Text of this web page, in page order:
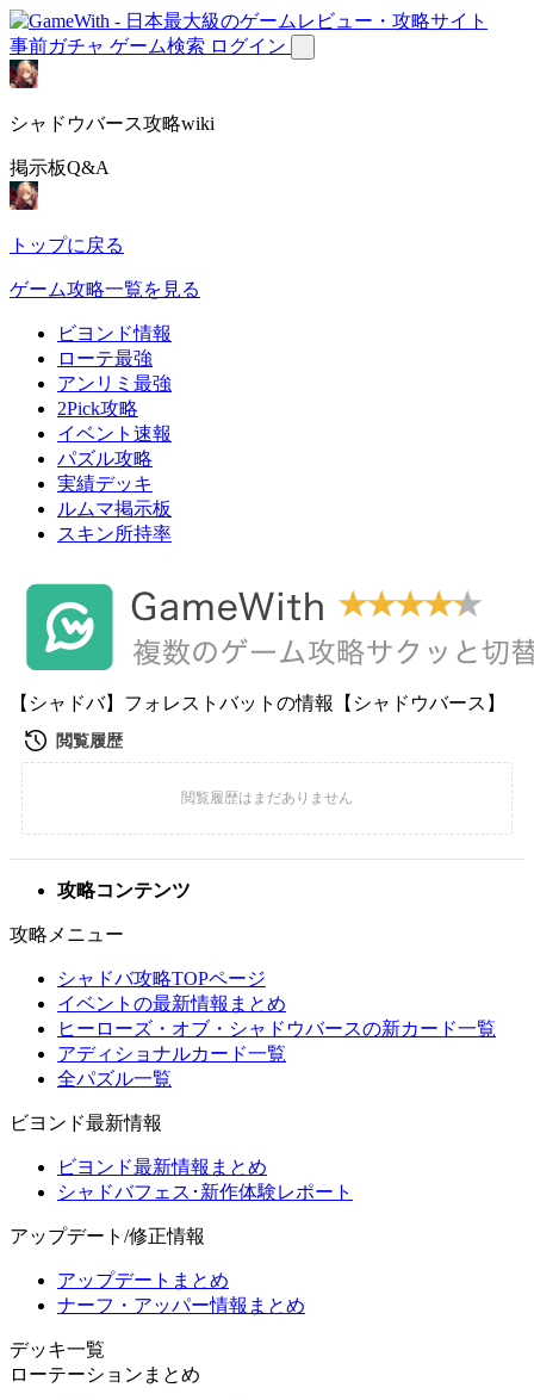
事前ガチャ ゲーム検索 ログイン
シャドウバース攻略wiki
掲示板Q&A
トップに戻る
ゲーム攻略一覧を見る
ビヨンド情報
ローテ最強
アンリミ最強
2Pick攻略
イベント速報
パズル攻略
実績デッキ
ルムマ掲示板
スキン所持率
【シャドバ】フォレストバットの情報【シャドウバース】
攻略コンテンツ
攻略メニュー
シャドバ攻略TOPページ
イベントの最新情報まとめ
ヒーローズ・オブ・シャドウバースの新カード一覧
アディショナルカード一覧
全パズル一覧
ビヨンド最新情報
ビヨンド最新情報まとめ
シャドバフェス･新作体験レポート
アップデート/修正情報
アップデートまとめ
ナーフ・アッパー情報まとめ
デッキ一覧
ローテーションまとめ